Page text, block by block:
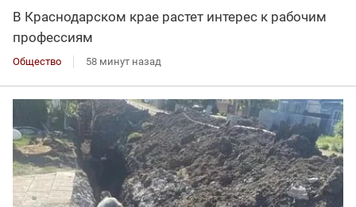
В Краснодарском крае растет интерес к рабочим
профессиям
Общество 58 минут назад